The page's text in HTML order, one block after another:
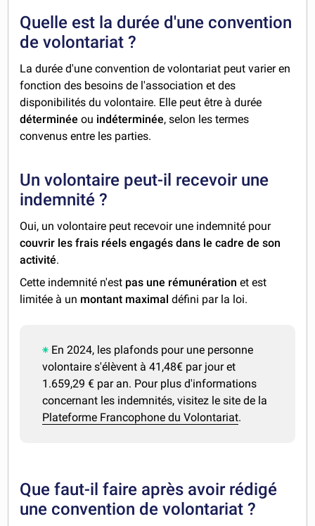
Quelle est la durée d'une convention
de volontariat ?
La durée d'une convention de volontariat peut varier en
fonction des besoins de l'association et des
disponibilités du volontaire. Elle peut être à durée
déterminée ou indéterminée, selon les termes
convenus entre les parties.
Un volontaire peut-il recevoir une
indemnité ?
Oui, un volontaire peut recevoir une indemnité pour
couvrir les frais réels engagés dans le cadre de son
activité.
Cette indemnité n'est pas une rémunération et est
limitée à un montant maximaldéfini par la loi.
En 2024, les plafonds pour une personne
volontaire s'élèvent à 41,48€ par jour et
1.659,29 € par an. Pour plus d'informations
concernant les indemnités, visitez le site de la
Plateforme Francophone du Volontariat.
Que faut-il faire après avoir rédigé
une convention de volontariat ?